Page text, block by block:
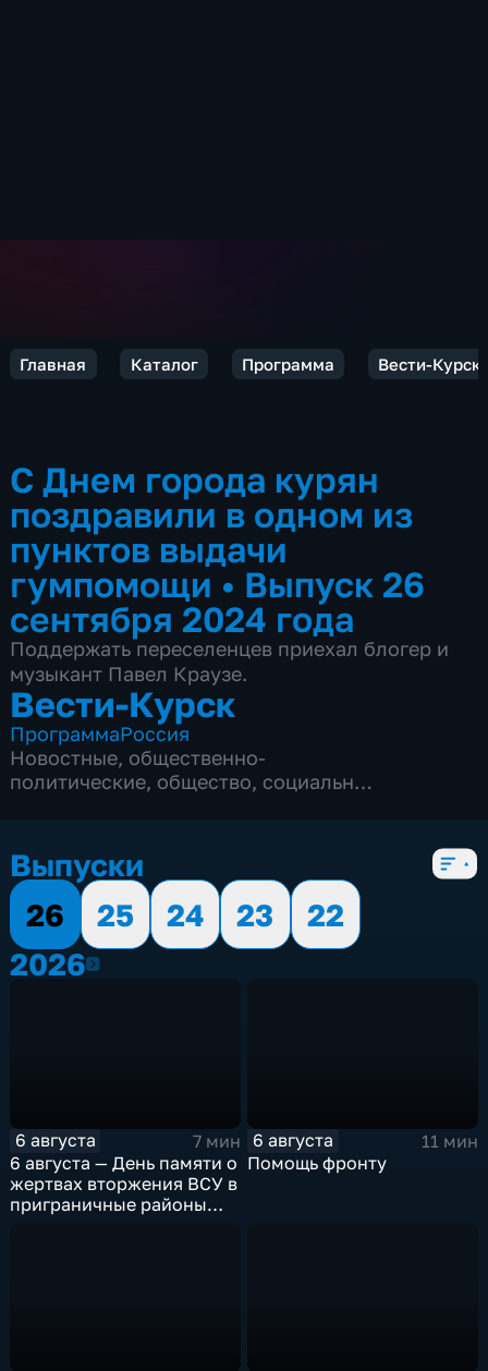
Главная Каталог Программа Вести-Курск
С Днем города курян
поздравили в одном из
пунктов выдачи
гумпомощи • Выпуск 26
сентября 2024 года
Поддержать переселенцев приехал блогер и
музыкант Павел Краузе.
Вести-Курск
ПрограммаРоссия
Новостные, общественно-
политические, общество, социально-
Выпуски
26
25 24 23
22
20262026
6 августа
7 мин
6 августа — День памяти о
жертвах вторжения ВСУ в
приграничные районы
6 августа
11 мин
Помощь фронту